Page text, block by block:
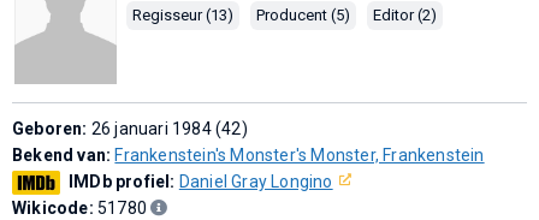
Regisseur (13) Producent (5) Editor (2)
Geboren: 26 januari 1984 (42)
Bekend van: Frankenstein's Monster's Monster, Frankenstein
IMDb profiel: Daniel Gray Longino
Wikicode: 51780